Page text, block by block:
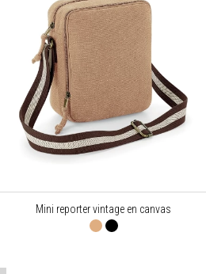
Mini reporter vintage en canvas